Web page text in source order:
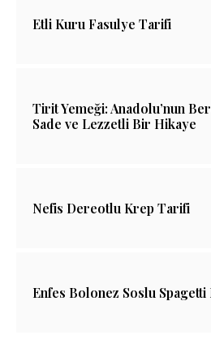
Etli Kuru Fasulye Tarifi
Tirit Yemeği: Anadolu’nun
Sade ve Lezzetli Bir Hikaye
Nefis Dereotlu Krep Tarifi
Enfes Bolonez Soslu